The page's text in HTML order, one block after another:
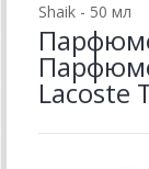
Shaik - 50 мл
Lacoste